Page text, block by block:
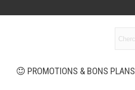
PROMOTIONS & BONS PLANS